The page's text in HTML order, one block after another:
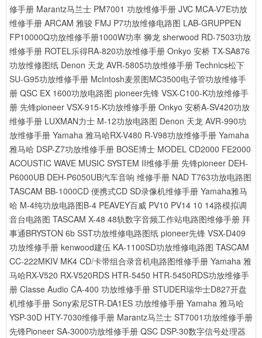
修手册 Marantz马兰士 PM7001 功放维修手册 JVC MCA-V7E功放
维修手册 ARCAM 雅骏 FMJ P7功放维修电路图 LAB-GRUPPEN
FP10000Q功放维修手册1000W功率 狮龙 sherwood RD-7503功放
维修手册 ROTEL乐得RA-820功放维修手册 Onkyo 安桥 TX-SA876
功放维修图纸 Denon 天龙 AVR-5805功放维修手册 Technics松下
SU-G95功放维修手册 McIntosh麦景图MC3500电子管功放维修手
册 QSC EX 1600功放电路图 pioneer先锋 VSX-C100-K功放维修手
册 先锋pioneer VSX-915-K功放维修手册 Onkyo 安桥A-SV420功放
维修手册 LUXMAN力士 M-12功放电路图 Denon 天龙 AVR-990功
放维修手册 Yamaha 雅马哈RX-V480 R-V98功放维修手册 Yamaha
雅马哈 DSP-Z7功放维修手册 BOSE博士 MODEL CD2000 FE2000
ACOUSTIC WAVE MUSIC SYSTEM II维修手册 先锋pioneer DEH-
P6000UB DEH-P6050UB汽车音响 维修手册 NAD T763功放电路图
TASCAM BB-1000CD 便携式CD SD录像机维修手册 Yamaha雅马
哈 M-4纯功放电路图B-4 PEAVEY百威 PV10 PV14 10 14路模拟调
音台电路图 TASCAM X-48 48轨数字音频工作站电路图维修手册 拜
事通BRYSTON 6b SST功放维修电路图纸 pioneer先锋 VSX-D409
功放维修手册 kenwood建伍 KA-1100SD功放维修电路图 TASCAM
CC-222MKIV MK4 CD/卡带组合录音机电路图维修手册 Yamaha 雅
马哈RX-V520 RX-V520RDS HTR-5450 HTR-5450RDS功放维修手
册 Classe Audio CA-400 功放维修手册 STUDER瑞华士D827开盘
机维修手册 Sony索尼STR-DA1ES 功放维修手册 Yamaha 雅马哈
YSP-30D HTY-7030维修手册 Marantz马兰士 ST7001功放维修手册
先锋Pioneer SA-3000功放维修手册 QSC DSP-30数字信号处理器